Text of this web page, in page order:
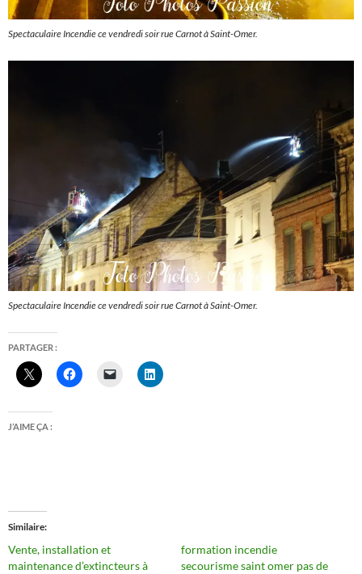
Spectaculaire Incendie ce vendredi soir rue Carnot à Saint-Omer.
Spectaculaire Incendie ce vendredi soir rue Carnot à Saint-Omer.
PARTAGER :
J’AIME ÇA :
Similaire
Vente, installation et
maintenance d’extincteurs à
formation incendie
secourisme saint omer pas de